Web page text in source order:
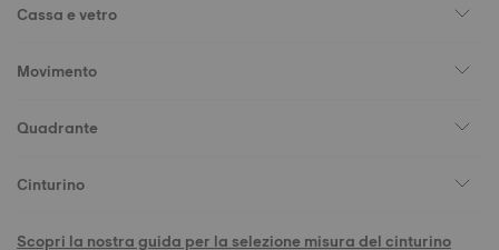
Cassa e vetro
Movimento
Quadrante
Cinturino
Scopri la nostra guida per la selezione misura del cinturino